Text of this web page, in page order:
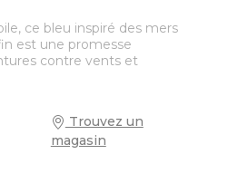
ce bleu inspiré des mers
est une promesse
contre vents et
Trouvez un
magasin